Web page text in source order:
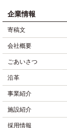
企業情報
寄稿文
会社概要
ごあいさつ
沿革
事業紹介
施設紹介
採用情報